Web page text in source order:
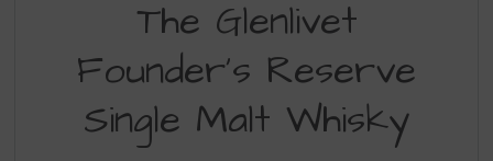
GLENLIVET
FOUNDERS
RESERVE
The Glenlivet
Founder's Reserve
Single Malt Whisky